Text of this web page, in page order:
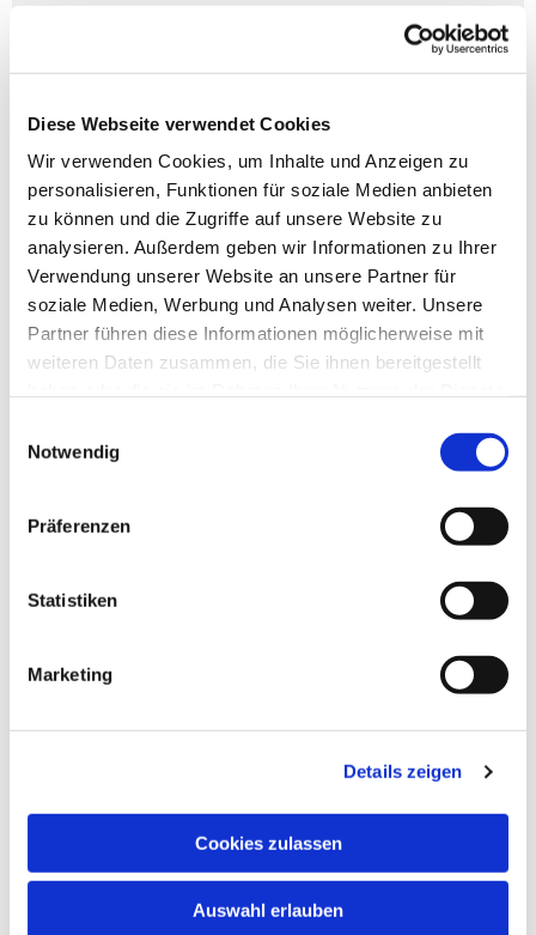
Diese Webseite verwendet Cookies
Wir verwenden Cookies, um Inhalte und Anzeigen zu
personalisieren, Funktionen für soziale Medien anbieten
zu können und die Zugriffe auf unsere Website zu
analysieren. Außerdem geben wir Informationen zu Ihrer
Verwendung unserer Website an unsere Partner für
soziale Medien, Werbung und Analysen weiter. Unsere
Partner führen diese Informationen möglicherweise mit
weiteren Daten zusammen, die Sie ihnen bereitgestellt
Notwendig
Präferenzen
Statistiken
Marketing
Details zeigen
Cookies zulassen
Auswahl erlauben